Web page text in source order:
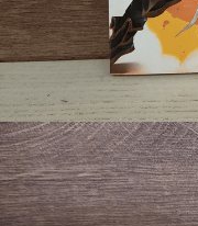
🐲 หนังสือเด็ก
📕 นิตยสาร
🌎 International Books
🎲 Board Game
📅 สินค้าอื่นๆ